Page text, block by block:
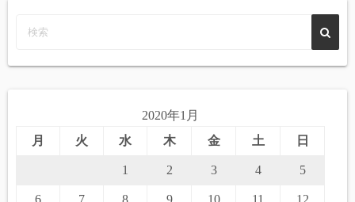
2020年1月
月
火 水 木 金 土 日
1 2 3 4 5
6 7 8 9 10 11 12